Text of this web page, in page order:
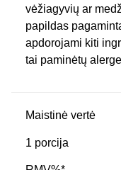
vėžiagyvių ar
papildas
apdorojami kiti
tai paminėtų
Maistinė vertė
1 porcija